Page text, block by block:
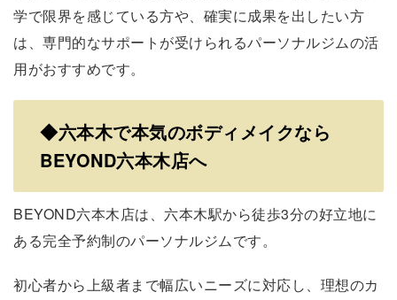
学で限界を感じている方や、確実に成果を出したい方
は、専門的なサポートが受けられるパーソナルジムの活
用がおすすめです。
◆六本木で本気のボディメイクなら
BEYOND六本木店へ
BEYOND六本木店は、六本木駅から徒歩3分の好立地に
ある完全予約制のパーソナルジムです。
初心者から上級者まで幅広いニーズに対応し、理想のカ